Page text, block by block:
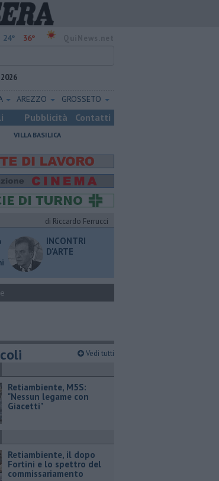
24° 36°
AREZZO GROSSETO
Pubblicità Contatti
VILLA BASILICA
di Riccardo Ferrucci
INCONTRI
D'ARTE
Vedi tutti
Retiambiente, M5S:
"Nessun legame con
Giacetti"
Retiambiente, il dopo
Fortini e lo spettro del
commissariamento